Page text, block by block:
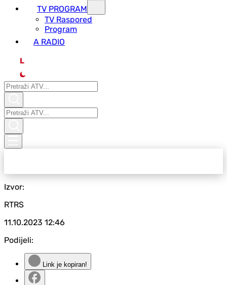
TV PROGRAM
ТV Raspored
Program
A RADIO
L
Izvor:
RTRS
11.10.2023 12:46
Podijeli:
Link je kopiran!